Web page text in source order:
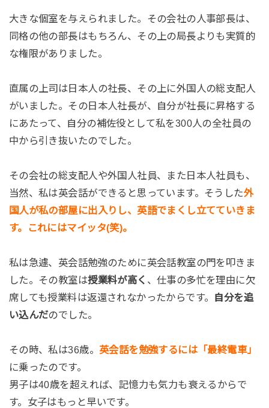
大きな個室を与えられました。その会社の人事部長は、
同格の他の部長はもちろん、その上の局長よりも実質的
な権限がありました。
直属の上司は日本人の社長、その上に外国人の総支配人
がいました。その日本人社長が、自分が社長に昇格する
にあたって、自分の補佐役として私を300人の全社員の
中から引き抜いたのでした。
その会社の総支配人や外国人社員、また日本人社員も、
当然、私は英会話ができると思っています。そうした外
国人が私の部屋に出入りし、英語でまくし立てていきま
す。これにはマイッタ(笑)。
私は急遽、英会話勉強のために英会話教室の門を叩きま
した。その教室は授業料が高く 、仕事の多忙を理由に欠
席しても授業料は返還されなかったからです。 自分を追
い込んだのでした。
その時、私は36歳。 英会話を勉強するには「最終電車」
に乗ったのです。
男子は40歳を超えれば、記憶力も気力も衰えるからで
す。女子はもっと早いです。